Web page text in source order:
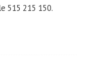
515 215 150.